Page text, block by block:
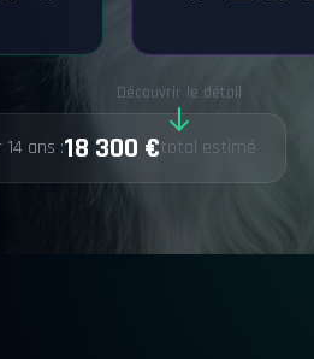
14 ans :18 300 €total estimé
Découvrir le détail